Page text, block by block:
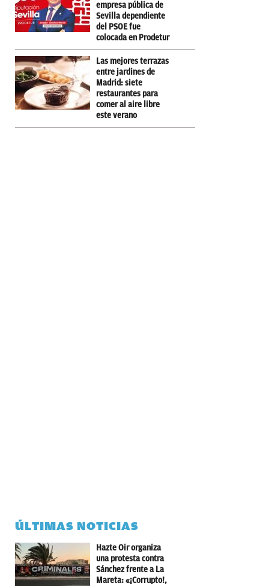
empresa pública de
Sevilla dependiente
del PSOE fue
colocada en Prodetur
Las mejores terrazas
entre jardines de
Madrid: siete
restaurantes para
comer al aire libre
este verano
ÚLTIMAS NOTICIAS
Hazte Oir organiza
una protesta contra
Sánchez frente a La
Mareta: «¡Corrupto!,